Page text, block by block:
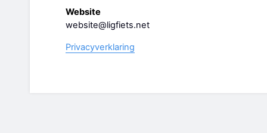
Website
website@ligfiets.net
Privacyverklaring